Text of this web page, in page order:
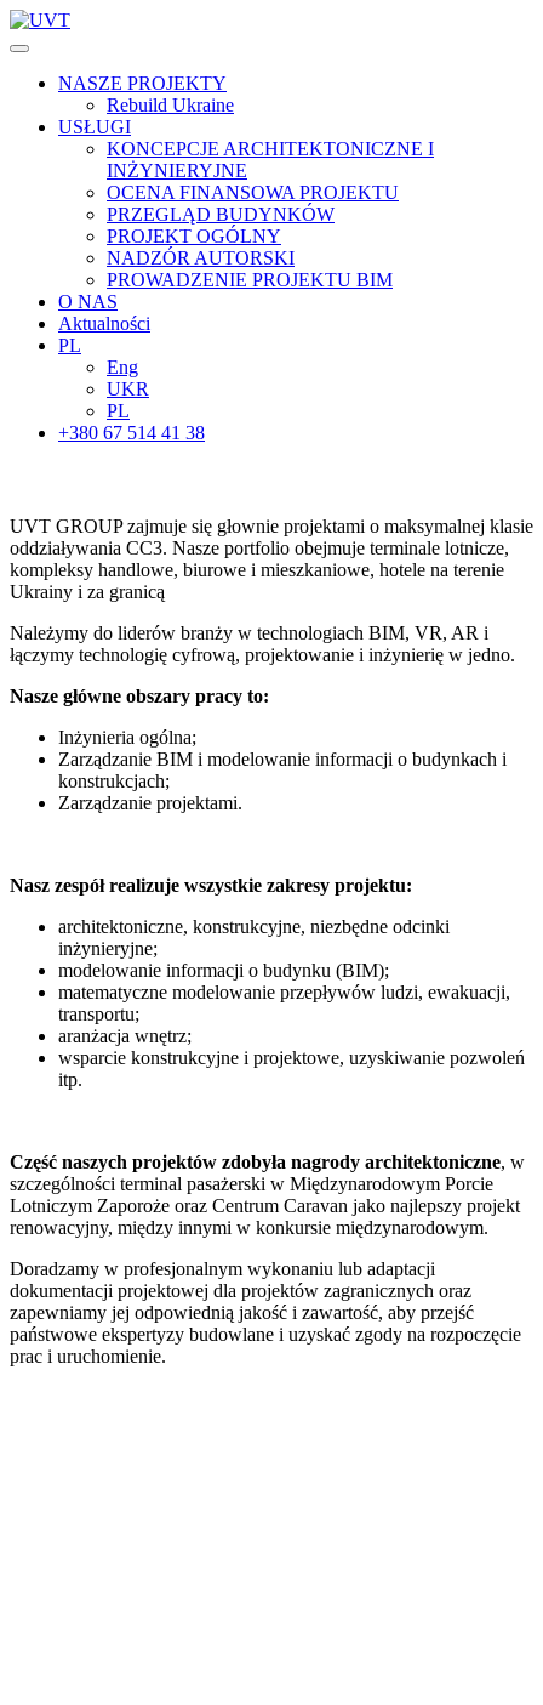
NASZE PROJEKTY
Rebuild Ukraine
USŁUGI
KONCEPCJE ARCHITEKTONICZNE I
INŻYNIERYJNE
OCENA FINANSOWA PROJEKTU
PRZEGLĄD BUDYNKÓW
PROJEKT OGÓLNY
NADZÓR AUTORSKI
PROWADZENIE PROJEKTU BIM
O NAS
Aktualności
PL
Eng
UKR
PL
+380 67 514 41 38
UVT GROUP zajmuje się głownie projektami o maksymalnej klasie
oddziaływania CC3. Nasze portfolio obejmuje terminale lotnicze,
kompleksy handlowe, biurowe i mieszkaniowe, hotele na terenie
Ukrainy i za granicą
Należymy do liderów branży w technologiach BIM, VR, AR i
łączymy technologię cyfrową, projektowanie i inżynierię w jedno.
Nasze główne obszary pracy to:
Inżynieria ogólna;
Zarządzanie BIM i modelowanie informacji o budynkach i
konstrukcjach;
Zarządzanie projektami.
Nasz zespół realizuje wszystkie zakresy projektu:
architektoniczne, konstrukcyjne, niezbędne odcinki
inżynieryjne;
modelowanie informacji o budynku (BIM);
matematyczne modelowanie przepływów ludzi, ewakuacji,
transportu;
aranżacja wnętrz;
wsparcie konstrukcyjne i projektowe, uzyskiwanie pozwoleń
itp.
Część naszych projektów zdobyła nagrody architektoniczne, w
szczególności terminal pasażerski w Międzynarodowym Porcie
Lotniczym Zaporoże oraz Centrum Caravan jako najlepszy projekt
renowacyjny, między innymi w konkursie międzynarodowym.
Doradzamy w profesjonalnym wykonaniu lub adaptacji
dokumentacji projektowej dla projektów zagranicznych oraz
zapewniamy jej odpowiednią jakość i zawartość, aby przejść
państwowe ekspertyzy budowlane i uzyskać zgody na rozpoczęcie
prac i uruchomienie.